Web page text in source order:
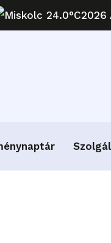
Miskolc 24.0°C2026